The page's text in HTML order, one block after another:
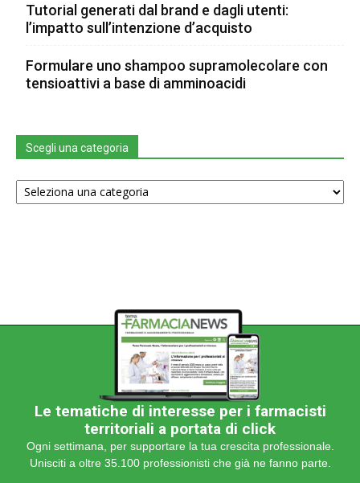
Tutorial generati dal brand e dagli utenti:
l’impatto sull’intenzione d’acquisto
Formulare uno shampoo supramolecolare con
tensioattivi a base di amminoacidi
Scegli una categoria
Scegli
una
Le tematiche di interesse per i farmacisti
territoriali a portata di click
Ogni settimana, per supportare la tua crescita professionale.
Unisciti a oltre 35.100 professionisti che già ne fanno parte.